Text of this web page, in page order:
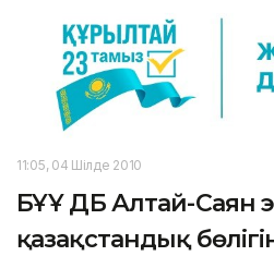
11:05, 04 Шілде 2010
БҰҰ ДБ Алтай-Саян
қазақстандық